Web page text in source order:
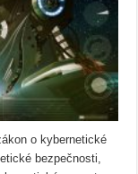
o kybernetické
bezpečnosti,